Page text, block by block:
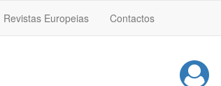
Revistas Europeias Contactos